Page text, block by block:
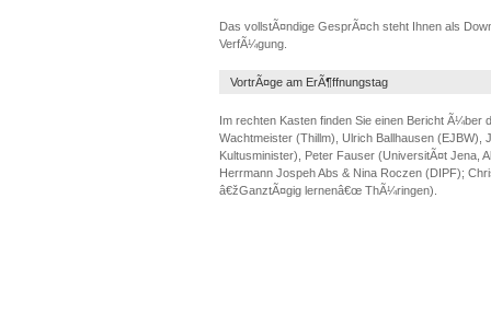
Das vollstÃ¤ndige GesprÃ¤ch steht Ihnen als
VerfÃ¼gung.
VortrÃ¤ge am ErÃ¶ffnungstag
Im rechten Kasten finden Sie einen Bericht Ã¼ber
Wachtmeister (Thillm), Ulrich Ballhausen (EJBW),
Kultusminister), Peter Fauser (UniversitÃ¤t Jena,
Herrmann Jospeh Abs & Nina Roczen (DIPF);
â€žGanztÃ¤gig lernenâ€œ ThÃ¼ringen).